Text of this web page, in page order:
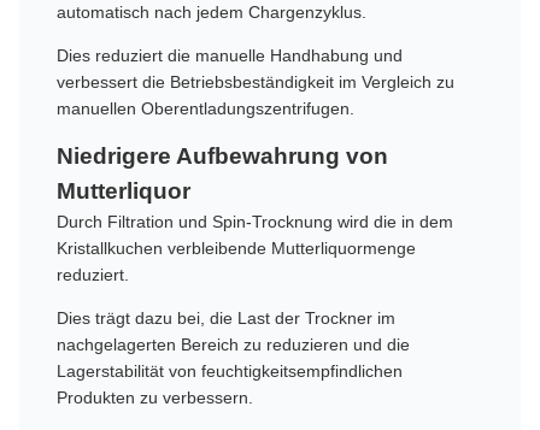
automatisch nach jedem Chargenzyklus.
Dies reduziert die manuelle Handhabung und
verbessert die Betriebsbeständigkeit im Vergleich zu
manuellen Oberentladungszentrifugen.
Niedrigere Aufbewahrung von
Mutterliquor
Durch Filtration und Spin-Trocknung wird die in dem
Kristallkuchen verbleibende Mutterliquormenge
reduziert.
Dies trägt dazu bei, die Last der Trockner im
nachgelagerten Bereich zu reduzieren und die
Lagerstabilität von feuchtigkeitsempfindlichen
Produkten zu verbessern.